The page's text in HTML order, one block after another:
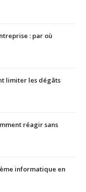
: par où
limiter les dégâts
réagir sans
informatique en